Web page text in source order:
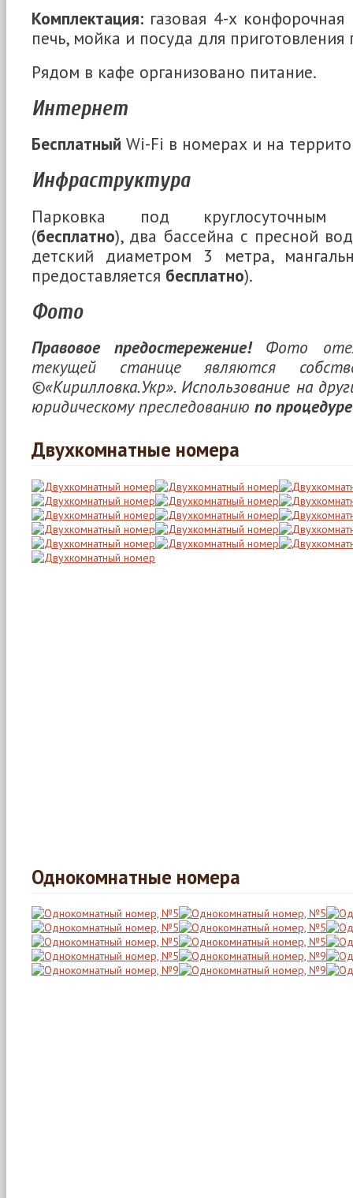
Комплектация: газовая 4-х
печь, мойка и посуда для
Рядом в кафе организовано питание.
Интернет
Бесплатный Wi-Fi в номерах и на
Инфраструктура
Парковка под круглосуточным
(бесплатно), два бассейна с пресной
детский диаметром 3 метра,
предоставляется бесплатно).
Фото
Правовое предостережение!Фото
текущей станице являются
©«Кирилловка.Укр». Использование на
юридическому преследованию по
Двухкомнатные номера
Однокомнатные номера